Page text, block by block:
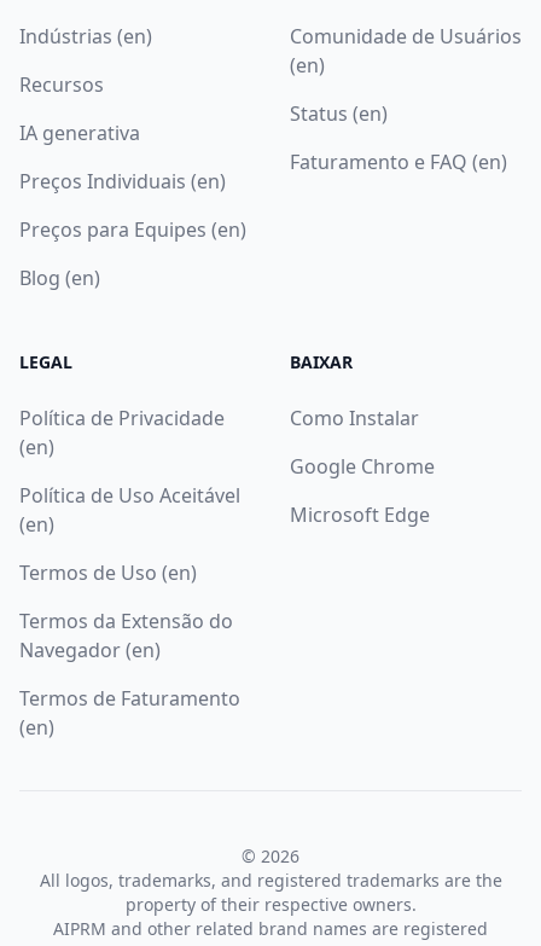
Indústrias (en)
Recursos
IA generativa
Preços Individuais (en)
Preços para Equipes (en)
Blog (en)
Comunidade de Usuários
(en)
Status (en)
Faturamento e FAQ (en)
LEGAL
Política de Privacidade
(en)
Política de Uso Aceitável
(en)
Termos de Uso (en)
Termos da Extensão do
Navegador (en)
Termos de Faturamento
(en)
BAIXAR
Como Instalar
Google Chrome
Microsoft Edge
© 2026
All logos, trademarks, and registered trademarks are the
property of their respective owners.
AIPRM and other related brand names are registered